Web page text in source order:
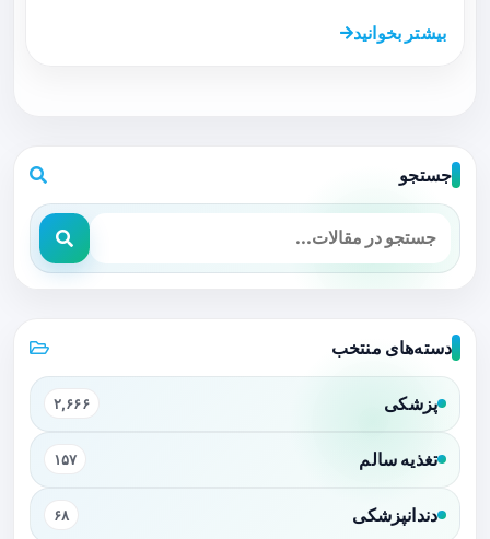
بیشتر بخوانید
جستجو
دسته‌های منتخب
پزشکی ۲,۶۶۶
تغذیه سالم ۱۵۷
دندانپزشکی ۶۸